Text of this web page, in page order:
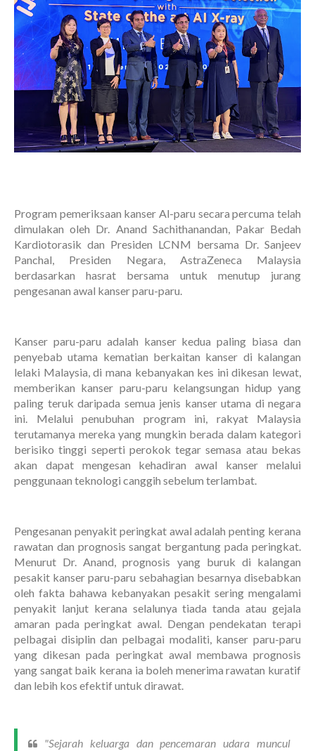
Program pemeriksaan kanser Al-paru secara percuma telah
dimulakan oleh Dr. Anand Sachithanandan, Pakar Bedah
Kardiotorasik dan Presiden LCNM bersama Dr. Sanjeev
Panchal, Presiden Negara, AstraZeneca Malaysia
berdasarkan hasrat bersama untuk menutup jurang
pengesanan awal kanser paru-paru.
Kanser paru-paru adalah kanser kedua paling biasa dan
penyebab utama kematian berkaitan kanser di kalangan
lelaki Malaysia, di mana kebanyakan kes ini dikesan lewat,
memberikan kanser paru-paru kelangsungan hidup yang
paling teruk daripada semua jenis kanser utama di negara
ini. Melalui penubuhan program ini, rakyat Malaysia
terutamanya mereka yang mungkin berada dalam kategori
berisiko tinggi seperti perokok tegar semasa atau bekas
akan dapat mengesan kehadiran awal kanser melalui
penggunaan teknologi canggih sebelum terlambat.
Pengesanan penyakit peringkat awal adalah penting kerana
rawatan dan prognosis sangat bergantung pada peringkat.
Menurut Dr. Anand, prognosis yang buruk di kalangan
pesakit kanser paru-paru sebahagian besarnya disebabkan
oleh fakta bahawa kebanyakan pesakit sering mengalami
penyakit lanjut kerana selalunya tiada tanda atau gejala
amaran pada peringkat awal. Dengan pendekatan terapi
pelbagai disiplin dan pelbagai modaliti, kanser paru-paru
yang dikesan pada peringkat awal membawa prognosis
yang sangat baik kerana ia boleh menerima rawatan kuratif
dan lebih kos efektif untuk dirawat.
"Sejarah keluarga dan pencemaran udara muncul